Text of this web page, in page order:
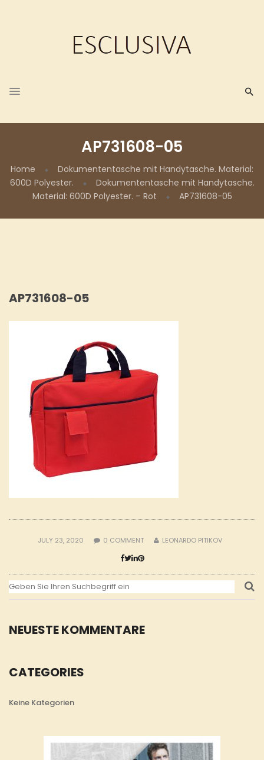
AP731608-05
Home
Dokumententasche mit Handytasche. Material:
600D Polyester.
Dokumententasche mit Handytasche.
Material: 600D Polyester. – Rot
AP731608-05
NEUESTE KOMMENTARE
CATEGORIES
Keine Kategorien
AP731608-05
JULY 23, 2020 0 COMMENT LEONARDO PITIKOV